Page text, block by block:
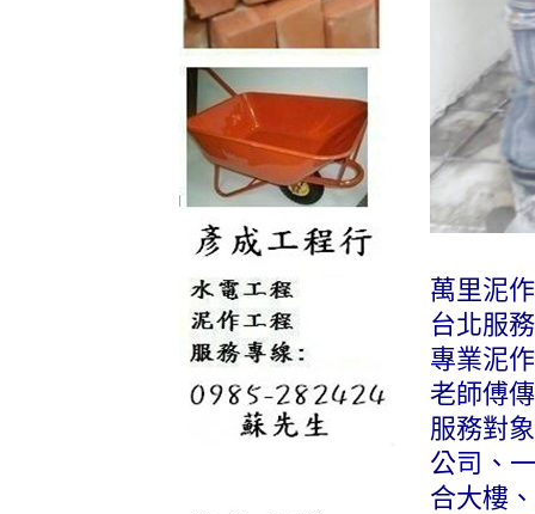
萬里泥
台北服
專業泥
老師傅
服務對
公司、
合大樓